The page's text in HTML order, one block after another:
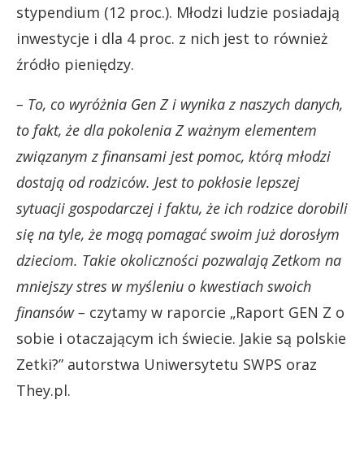
stypendium (12 proc.). Młodzi ludzie posiadają
inwestycje i dla 4 proc. z nich jest to również
źródło pieniędzy.
– To, co wyróżnia Gen Z i wynika z naszych danych,
to fakt, że dla pokolenia Z ważnym elementem
związanym z finansami jest pomoc, którą młodzi
dostają od rodziców. Jest to pokłosie lepszej
sytuacji gospodarczej i faktu, że ich rodzice dorobili
się na tyle, że mogą pomagać swoim już dorosłym
dzieciom. Takie okoliczności pozwalają Zetkom na
mniejszy stres w myśleniu o kwestiach swoich
finansów – czytamy w raporcie „Raport GEN Z o
sobie i otaczającym ich świecie. Jakie są polskie
Zetki?” autorstwa Uniwersytetu SWPS oraz
They.pl.